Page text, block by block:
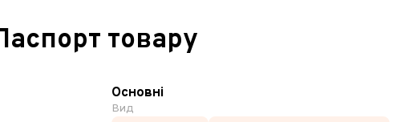
товару
Основні
Вид